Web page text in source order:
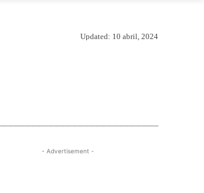
Updated: 10 abril, 2024
- Advertisement -